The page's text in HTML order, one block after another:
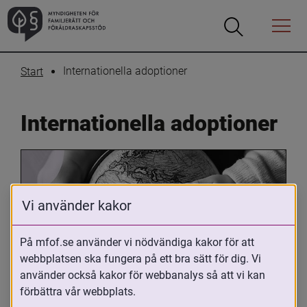
Öppna
Öppna
Menyn
Start Internationella adoptioner
Internationella adoptioner
Oavsett om du är adopterad,
adoptivförälder eller arbetar med
Vi använder kakor
På mfof.se använder vi nödvändiga kakor för att
webbplatsen ska fungera på ett bra sätt för dig. Vi
använder också kakor för webbanalys så att vi kan
förbättra vår webbplats.